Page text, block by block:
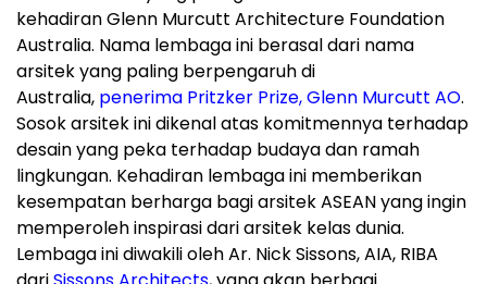
kehadiran Glenn Murcutt Architecture Foundation
Australia. Nama lembaga ini berasal dari nama
arsitek yang paling berpengaruh di
Australia, penerima Pritzker Prize, Glenn Murcutt AO.
Sosok arsitek ini dikenal atas komitmennya terhadap
desain yang peka terhadap budaya dan ramah
lingkungan. Kehadiran lembaga ini memberikan
kesempatan berharga bagi arsitek ASEAN yang ingin
memperoleh inspirasi dari arsitek kelas dunia.
Lembaga ini diwakili oleh Ar. Nick Sissons, AIA, RIBA